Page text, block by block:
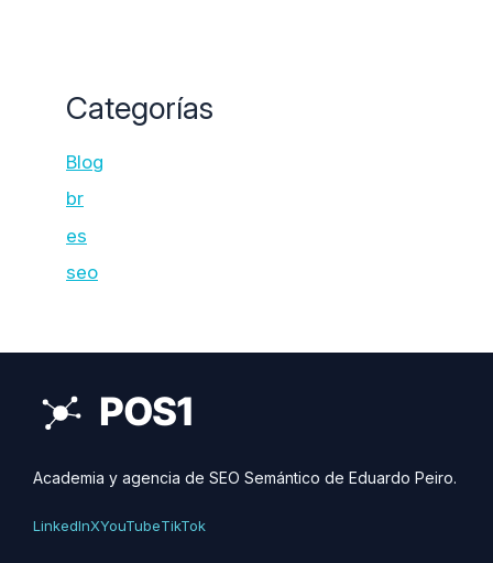
Categorías
Blog
br
es
seo
Academia y agencia de SEO Semántico de Eduardo Peiro.
LinkedInXYouTubeTikTok